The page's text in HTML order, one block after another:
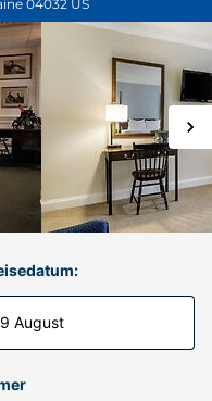
04032 US
August